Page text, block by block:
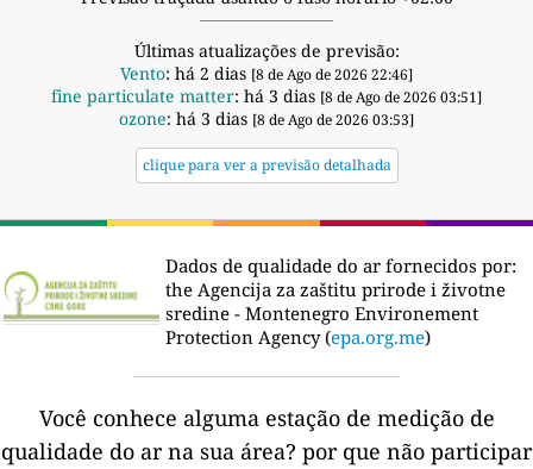
Últimas atualizações de previsão:
Vento: há 2 dias [8 de Ago de 2026 22:46]
fine particulate matter: há 3 dias [8 de Ago de 2026 03:51]
ozone: há 3 dias [8 de Ago de 2026 03:53]
clique para ver a previsão detalhada
Dados de qualidade do ar fornecidos por:
the Agencija za zaštitu prirode i životne
sredine - Montenegro Environement
Protection Agency (epa.org.me)
Você conhece alguma estação de medição de
qualidade do ar na sua área? por que não participar